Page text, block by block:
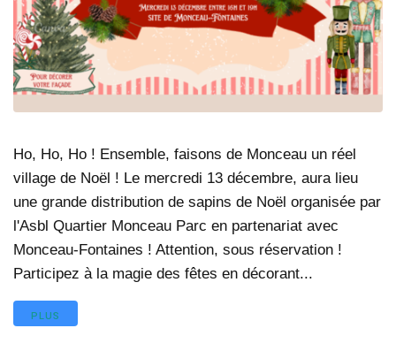
Ho, Ho, Ho ! Ensemble, faisons de Monceau un réel
village de Noël ! Le mercredi 13 décembre, aura lieu
une grande distribution de sapins de Noël organisée par
l'Asbl Quartier Monceau Parc en partenariat avec
Monceau-Fontaines ! Attention, sous réservation !
Participez à la magie des fêtes en décorant...
PLUS